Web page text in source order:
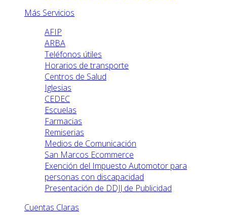
Más Servicios
AFIP
ARBA
Teléfonos útiles
Horarios de transporte
Centros de Salud
Iglesias
CEDEC
Escuelas
Farmacias
Remiserias
Medios de Comunicación
San Marcos Ecommerce
Exención del Impuesto Automotor para
personas con discapacidad
Presentación de DDJJ de Publicidad
Cuentas Claras